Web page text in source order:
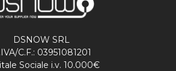
DSNOW SRL
C.F.: 03951081201
Sociale i.v. 10.000€